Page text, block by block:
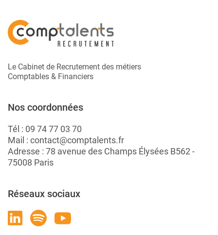
Le Cabinet de Recrutement des métiers
Comptables & Financiers
Nos coordonnées
Tél : 09 74 77 03 70
Mail : contact@comptalents.fr
Adresse : 78 avenue des Champs Élysées B562 -
75008 Paris
Réseaux sociaux